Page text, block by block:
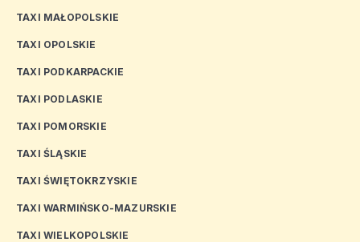
TAXI MAŁOPOLSKIE
TAXI OPOLSKIE
TAXI PODKARPACKIE
TAXI PODLASKIE
TAXI POMORSKIE
TAXI ŚLĄSKIE
TAXI ŚWIĘTOKRZYSKIE
TAXI WARMIŃSKO-MAZURSKIE
TAXI WIELKOPOLSKIE